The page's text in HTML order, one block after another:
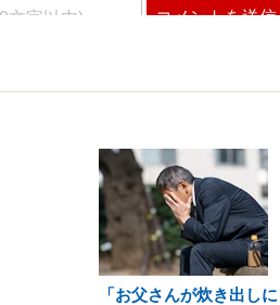
「お父さんが炊き出しに